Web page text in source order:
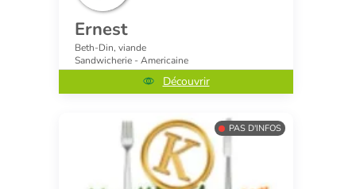
Ernest
Beth-Din, viande
Sandwicherie - Americaine
Découvrir
PAS D'INFOS